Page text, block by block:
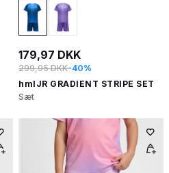
179,97 DKK
299,95 DKK-40%
hmlJR GRADIENT STRIPE SET
Sæt